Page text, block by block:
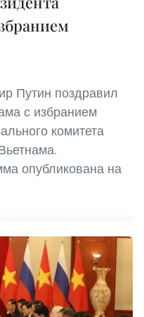
Путин поздравил
с избранием
комитета
опубликована на